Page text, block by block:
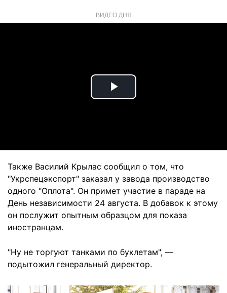
ВИДЕО ДНЯ
Play
Также Василий Крылас сообщил о том, что
"Укрспецэкспорт" заказал у завода производство
одного "Оплота". Он примет участие в параде на
День независимости 24 августа. В добавок к этому
он послужит опытным образцом для показа
иностранцам.
"Ну не торгуют танками по буклетам", —
подытожил генеральный директор.